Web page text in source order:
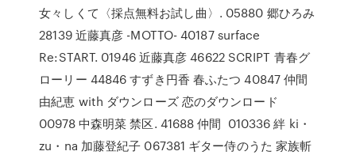
女々しくて〈採点無料お試し曲〉. 05880 郷ひろみ
28139 近藤真彦 -MOTTO- 40187 surface
Re:START. 01946 近藤真彦 46622 SCRIPT 青春グ
ローリー 44846 すずき円香 春ふたつ 40847 仲間
由紀恵 with ダウンローズ 恋のダウンロード
00978 中森明菜 禁区. 41688 仲間 010336 絆 ki・
zu・na 加藤登紀子 067381 ギター侍のうた 家族斬